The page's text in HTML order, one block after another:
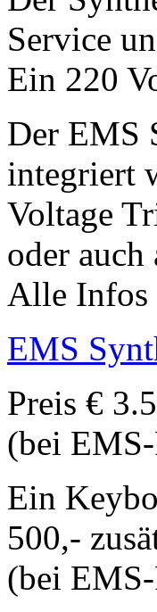
Service
Ein 220
Der EMS
integriert
Voltage
oder auch
Alle Infos
EMS
Preis €
(bei
Ein
500,-
(bei